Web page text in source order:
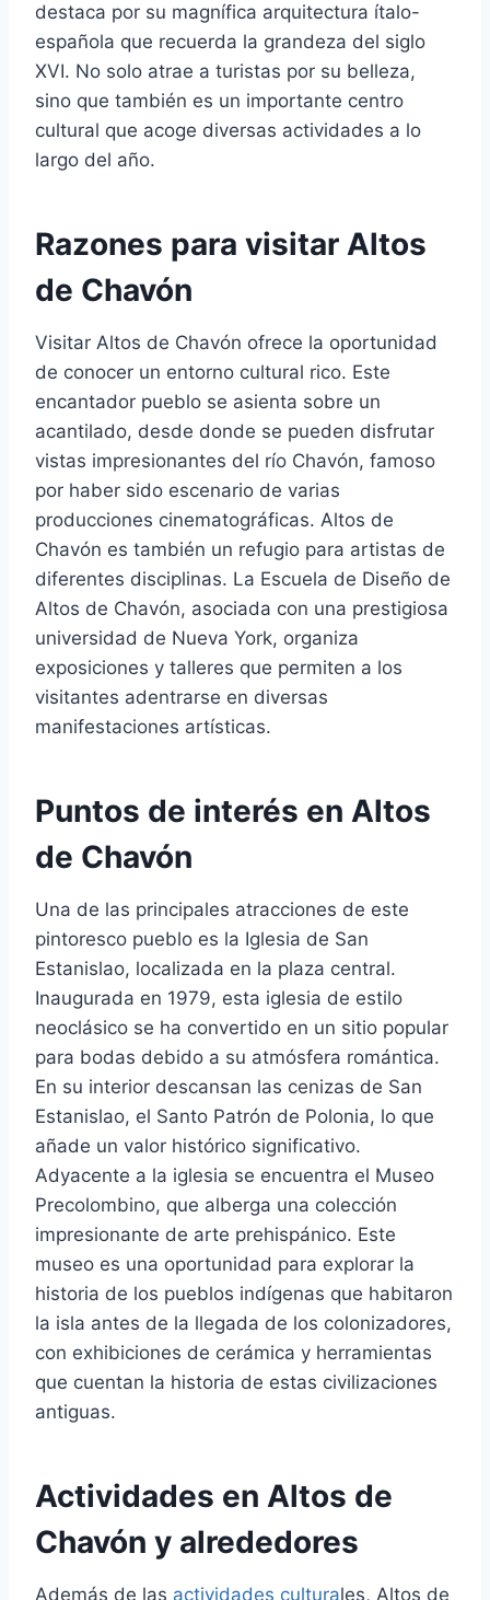
destaca por su magnífica arquitectura ítalo-
española que recuerda la grandeza del siglo
XVI. No solo atrae a turistas por su belleza,
sino que también es un importante centro
cultural que acoge diversas actividades a lo
largo del año.
Razones para visitar Altos
de Chavón
Visitar Altos de Chavón ofrece la oportunidad
de conocer un entorno cultural rico. Este
encantador pueblo se asienta sobre un
acantilado, desde donde se pueden disfrutar
vistas impresionantes del río Chavón, famoso
por haber sido escenario de varias
producciones cinematográficas. Altos de
Chavón es también un refugio para artistas de
diferentes disciplinas. La Escuela de Diseño de
Altos de Chavón, asociada con una prestigiosa
universidad de Nueva York, organiza
exposiciones y talleres que permiten a los
visitantes adentrarse en diversas
manifestaciones artísticas.
Puntos de interés en Altos
de Chavón
Una de las principales atracciones de este
pintoresco pueblo es la Iglesia de San
Estanislao, localizada en la plaza central.
Inaugurada en 1979, esta iglesia de estilo
neoclásico se ha convertido en un sitio popular
para bodas debido a su atmósfera romántica.
En su interior descansan las cenizas de San
Estanislao, el Santo Patrón de Polonia, lo que
añade un valor histórico significativo.
Adyacente a la iglesia se encuentra el Museo
Precolombino, que alberga una colección
impresionante de arte prehispánico. Este
museo es una oportunidad para explorar la
historia de los pueblos indígenas que habitaron
la isla antes de la llegada de los colonizadores,
con exhibiciones de cerámica y herramientas
que cuentan la historia de estas civilizaciones
antiguas.
Actividades en Altos de
Chavón y alrededores
Además de las actividades culturales, Altos de